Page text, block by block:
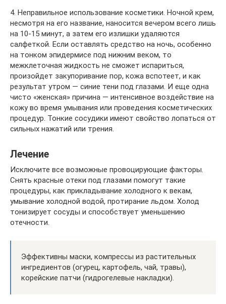
4. Неправильное использование косметики. Ночной крем,
несмотря на его название, наносится вечером всего лишь
на 10-15 минут, а затем его излишки удаляются
салфеткой. Если оставлять средство на ночь, особенно
на тонком эпидермисе под нижним веком, то
межклеточная жидкость не сможет испариться,
произойдет закупоривание пор, кожа вспотеет, и как
результат утром — синие тени под глазами. И еще одна
чисто «женская» причина — интенсивное воздействие на
кожу во время умывания или проведения косметических
процедур. Тонкие сосудики имеют свойство лопаться от
сильных нажатий или трения.
Лечение
Исключите все возможные провоцирующие факторы.
Снять красные отеки под глазами помогут такие
процедуры, как прикладывание холодного к векам,
умывание холодной водой, протирание льдом. Холод
тонизирует сосуды и способствует уменьшению
отечности.
Эффективны маски, компрессы из растительных
ингредиентов (огурец, картофель, чай, травы),
корейские патчи (гидрогелевые накладки).